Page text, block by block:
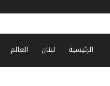
الرئيسية لبنان العالم